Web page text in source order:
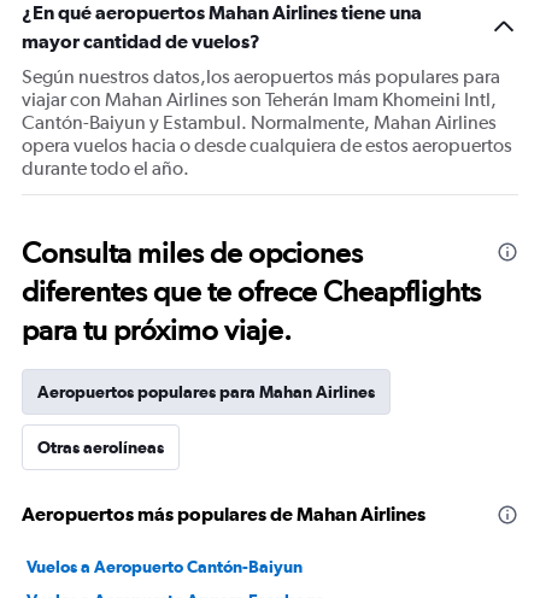
¿En qué aeropuertos Mahan Airlines tiene una
mayor cantidad de vuelos?
Según nuestros datos,los aeropuertos más populares para
viajar con Mahan Airlines son Teherán Imam Khomeini Intl,
Cantón-Baiyun y Estambul. Normalmente, Mahan Airlines
opera vuelos hacia o desde cualquiera de estos aeropuertos
durante todo el año.
Consulta miles de opciones
diferentes que te ofrece Cheapflights
para tu próximo viaje.
Aeropuertos populares para Mahan Airlines
Otras aerolíneas
Aeropuertos más populares de Mahan Airlines
Vuelos a Aeropuerto Cantón-Baiyun